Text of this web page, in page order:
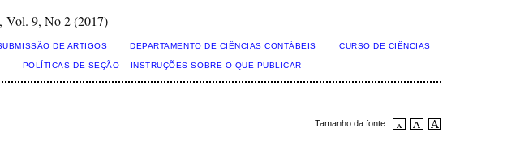
Vol. 9, No 2 (2017)
DE ARTIGOS DEPARTAMENTO DE CIÊNCIAS CONTÁBEIS CURSO DE CIÊNCIAS
POLÍTICAS DE SEÇÃO – INSTRUÇÕES SOBRE O QUE PUBLICAR
Tamanho da fonte: